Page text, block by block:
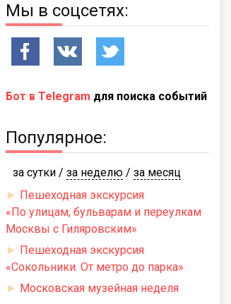
Мы в соцсетях:
Бот в Telegram для поиска событий
Популярное:
за сутки / за неделю / за месяц
► Пешеходная экскурсия
«По улицам, бульварам и переулкам
Москвы с Гиляровским»
► Пешеходная экскурсия
«Сокольники. От метро до парка»
► Московская музейная неделя